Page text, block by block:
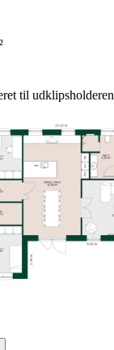
til udklipsholderen